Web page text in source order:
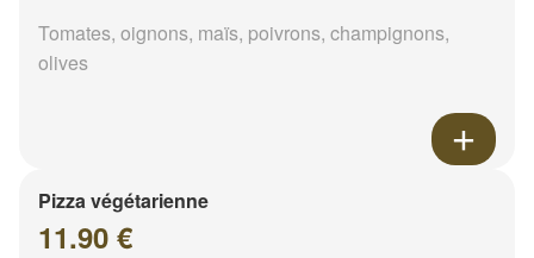
Tomates, oignons, maïs, poivrons, champignons,
olives
Pizza végétarienne
11.90 €